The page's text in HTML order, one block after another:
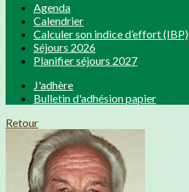
Agenda
Calendrier
Calculer son indice d’effort (IBP)
Séjours 2026
Planifier séjours 2027
J'adhère
Bulletin d'adhésion papier
Retour